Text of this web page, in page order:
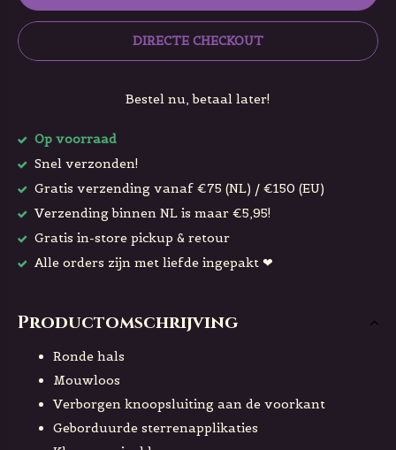
DIRECTE CHECKOUT
Bestel nu, betaal later!
Op voorraad
Snel verzonden!
Gratis verzending vanaf €75 (NL) / €150 (EU)
Verzending binnen NL is maar €5,95!
Gratis in-store pickup & retour
Alle orders zijn met liefde ingepakt ❤
Productomschrijving
Ronde hals
Mouwloos
Verborgen knoopsluiting aan de voorkant
Geborduurde sterrenapplikaties